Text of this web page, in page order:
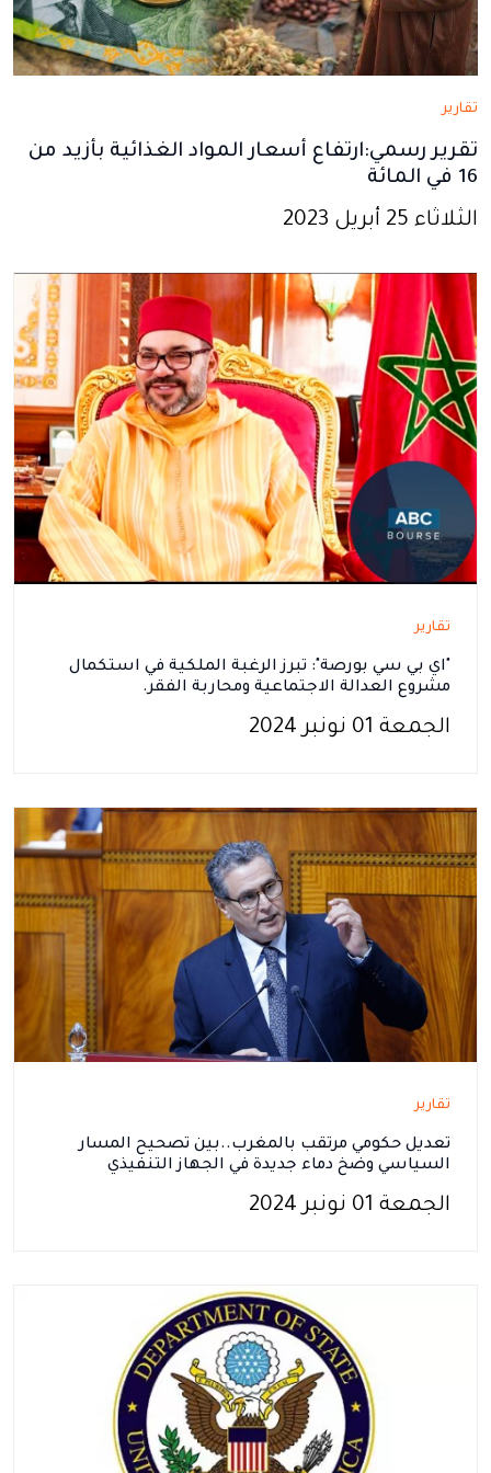
تقارير
تقرير رسمي:ارتفاع أسعار المواد الغذائية بأزيد من
16 في المائة
الثلاثاء 25 أبريل 2023
تقارير
"اي بي سي بورصة": تبرز الرغبة الملكية في استكمال
مشروع العدالة الاجتماعية ومحاربة الفقر.
الجمعة 01 نونبر 2024
تقارير
تعديل حكومي مرتقب بالمغرب..بين تصحيح المسار
السياسي وضخ دماء جديدة في الجهاز التنفيذي
الجمعة 01 نونبر 2024